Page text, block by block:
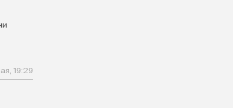
19:29